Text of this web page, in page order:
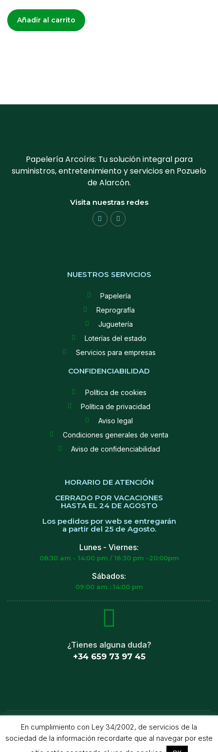
Añadir al carrito
Papelería Arcoíris: Tu solución integral para
suministros, entretenimiento y servicios en Pozuelo
de Alarcón.
Visita nuestras redes
NUESTROS SERVICIOS
Papelería
Reprografía
Juguetería
Loterías del estado
Servicios para empresas
CONFIDENCIABILIDAD
Política de cookies
Política de privacidad
Aviso legal
Condiciones generales de venta
Aviso de confidenciabilidad
HORARIO DE ATENCIÓN
CERRADO POR VACACIONES
HASTA EL 24 DE AGOSTO
Los pedidos por web se entregarán
a partir del 25 de Agosto.
Lunes - Viernes:
08:30 am - 14:00 pm / 16:30 pm -20:00pm
Sábados:
09:00 am : 14:00 pm
¿Tienes alguna duda?
+34 659 73 97 45
Arcoiris © Copyright 2023 All rights reserved. Powered by
MDigitotal
En cumplimiento con Ley 34/2002, de servicios de la
sociedad de la información recordarte que al navegar por este